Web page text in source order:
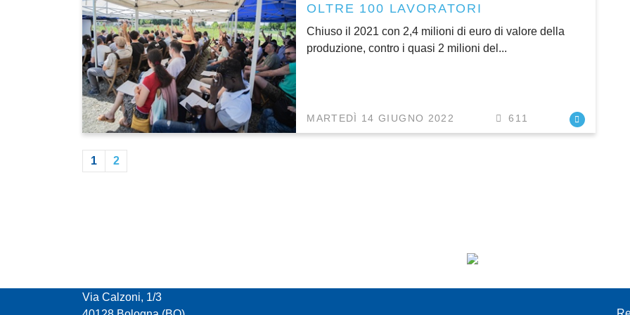
OLTRE 100 LAVORATORI
Chiuso il 2021 con 2,4 milioni di euro di valore della
produzione, contro i quasi 2 milioni del...
MARTEDÌ 14 GIUGNO 2022 611
1 2
Via Calzoni, 1/3